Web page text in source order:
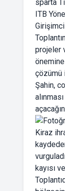
sparta
ITB
projeler
çözümü
Şahin,
Kiraz
kayısı